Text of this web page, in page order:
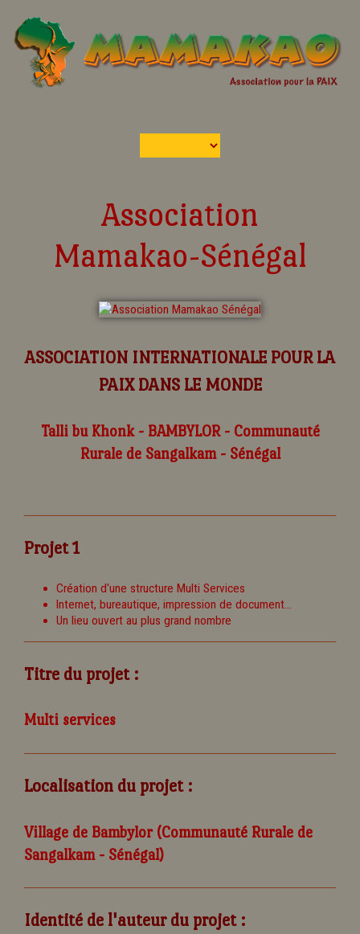
Association
Mamakao-Sénégal
ASSOCIATION INTERNATIONALE POUR LA
PAIX DANS LE MONDE
Talli bu Khonk - BAMBYLOR - Communauté
Rurale de Sangalkam - Sénégal
Projet 1
Création d'une structure Multi Services
Internet, bureautique, impression de document...
Un lieu ouvert au plus grand nombre
Titre du projet :
Multi services
Localisation du projet :
Village de Bambylor (Communauté Rurale de
Sangalkam - Sénégal)
Identité de l'auteur du projet :